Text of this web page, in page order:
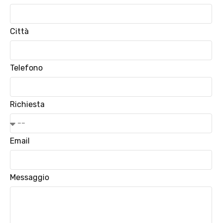
Città
Telefono
Richiesta
Email
Messaggio